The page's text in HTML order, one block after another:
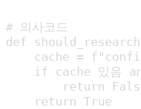
# 의사코드
def
cache =
if cache 있음
return
return True